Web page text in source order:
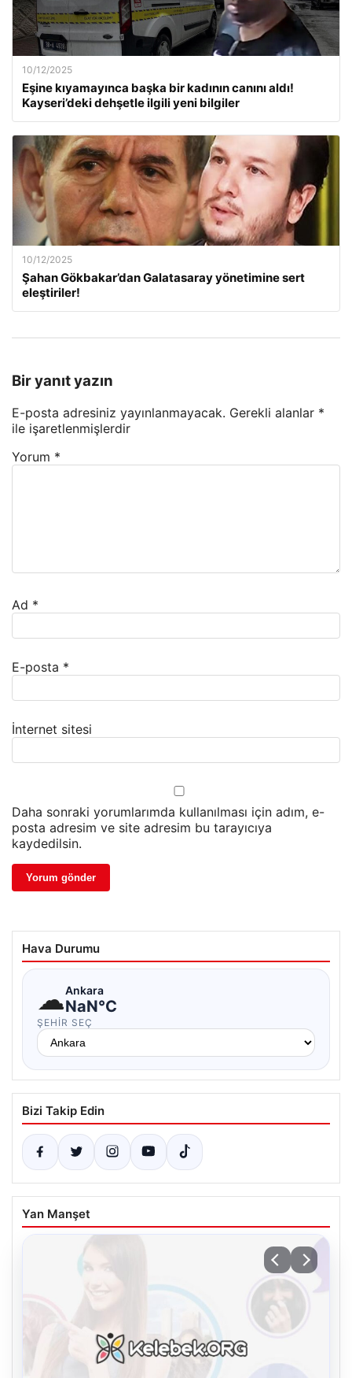
10/12/2025
Eşine kıyamayınca başka bir kadının canını aldı!
Kayseri’deki dehşetle ilgili yeni bilgiler
10/12/2025
Şahan Gökbakar’dan Galatasaray yönetimine sert
eleştiriler!
Bir yanıt yazın
E-posta adresiniz yayınlanmayacak. Gerekli alanlar *
ile işaretlenmişlerdir
Yorum *
Ad *
E-posta *
İnternet sitesi
Daha sonraki yorumlarımda kullanılması için adım, e-
posta adresim ve site adresim bu tarayıcıya
kaydedilsin.
Hava Durumu
☁Ankara
NaN°C
ŞEHIR SEÇ
Bizi Takip Edin
Yan Manşet